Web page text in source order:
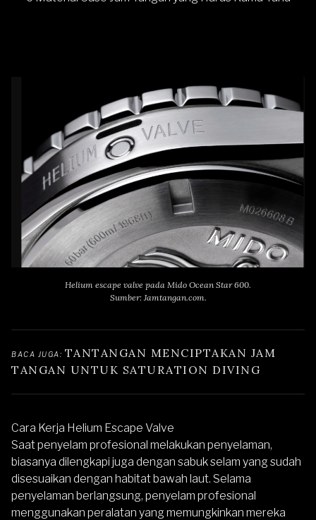
Helium escape valve pada Mido Ocean Star 600.
Sumber: Jamtangan.com.
BACA JUGA: TANTANGAN MENCIPTAKAN JAM
TANGAN UNTUK SATURATION DIVING
Cara Kerja Helium Escape Valve
Saat penyelam profesional melakukan penyelaman,
biasanya dilengkapi juga dengan sabuk selam yang sudah
disesuaikan dengan habitat bawah laut. Selama
penyelaman berlangsung, penyelam profesional
menggunakan peralatan yang memungkinkan mereka